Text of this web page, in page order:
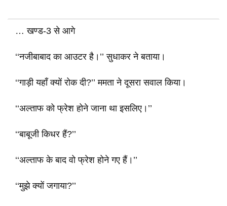
… खण्ड-3 से आगे
‘‘नजीबाबाद का आउटर है।’’ सुधाकर ने बताया।
‘‘गाड़ी यहाँ क्यों रोक दी?’’ ममता ने दूसरा सवाल किया।
‘‘अल्ताफ को फ्रेश होने जाना था इसलिए।’’
‘‘बाबूजी किधर हैं?’’
‘‘अल्ताफ के बाद वो फ्रेश होने गए हैं।’’
‘‘मुझे क्यों जगाया?’’